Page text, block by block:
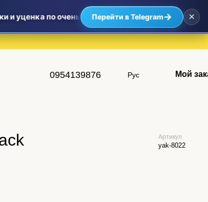
уценка по очень приятным ценам — самые
Перейти в Telegram→ ×
0954139876 Рус Мой
Артикул
yak-8022